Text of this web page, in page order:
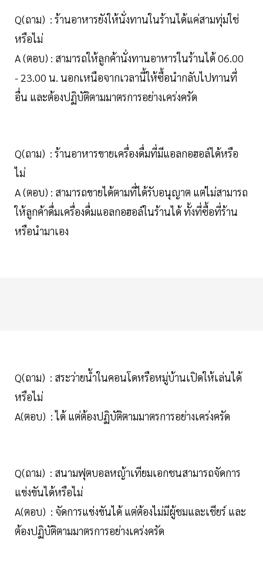
Q(ถาม) : ร้านอาหารยังให้นั่งทานในร้านได้แค่สามทุ่มใช่
หรือไม่
A (ตอบ) : สามารถให้ลูกค้านั่งทานอาหารในร้านได้ 06.00
- 23.00 น. นอกเหนือจากเวลานี้ให้ซื้อนำกลับไปทานที่
อื่น และต้องปฏิบัติตามมาตรการอย่างเคร่งครัด
Q(ถาม) : ร้านอาหารขายเครื่องดื่มที่มีแอลกอฮอล์ได้หรือ
ไม่
A (ตอบ) : สามารถขายได้ตามที่ได้รับอนุญาต แต่ไม่สามารถ
ให้ลูกค้าดื่มเครื่องดื่มแอลกอฮอล์ในร้านได้ ทั้งที่ซื้อที่ร้าน
หรือนำมาเอง
Q(ถาม) : สระว่ายน้ำในคอนโดหรือหมู่บ้านเปิดให้เล่นได้
หรือไม่
A(ตอบ) : ได้ แต่ต้องปฏิบัติตามมาตรการอย่างเคร่งครัด
Q(ถาม) : สนามฟุตบอลหญ้าเทียมเอกชนสามารถจัดการ
แข่งขันได้หรือไม่
A(ตอบ) : จัดการแข่งขันได้ แต่ต้องไม่มีผู้ชมและเชียร์ และ
ต้องปฏิบัติตามมาตรการอย่างเคร่งครัด